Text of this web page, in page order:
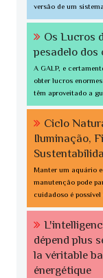
versão de um
Os Lucros
pesadelo dos
A GALP, e
obter lucros
têm aproveitado a
Ciclo
Iluminação,
Manter um aquário
manutenção pode
cuidadoso é possível
dépend plus
la véritable
énergétique